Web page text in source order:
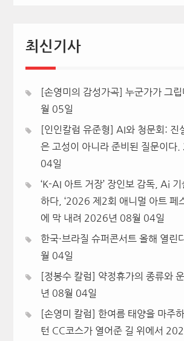
최신기사
[손영미의 감성가곡] 누군가가 그립
월 05일
[인인칼럼 유준형] AI와 청문회: 진
은 고성이 아니라 준비된 질문이다.
04일
‘K-AI 아트 거장’ 장인보 감독, Ai 기
하다, ‘2026 제2회 애니멀 아트 페
에 막 내려 2026년 08월 04일
한국·브라질 슈퍼콘서트 올해 열린
월 04일
[정봉수 칼럼] 약정휴가의 종류와
년 08월 04일
[손영미 칼럼] 한여름 태양을 마주
턴 CC코스가 열어준 길 위에서